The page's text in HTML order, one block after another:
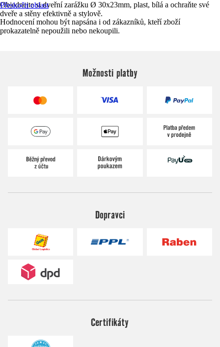
Objednejte si dveřní zarážku Ø 30x23mm, plast, bílá a ochraňte své
dveře a stěny efektivně a stylově.
Přeskočit oblast
Hodnocení mohou být napsána i od zákazníků, kteří zboží
prokazatelně nepoužili nebo nekoupili.
Možnosti platby
Dopravci
Certifikáty